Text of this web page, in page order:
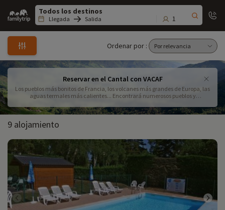
Family
trip
Llegada Salida 1
Ordenar por :
Reservar en el Cantal con VACAF
Los pueblos más bonitos de Francia, los volcanes más grandes de Europa, las
aguas termales más calientes... Encontrará numerosos pueblos y
ponerse en contacto con nosotros para más información en el 09.72.26.99.33!
9 alojamiento